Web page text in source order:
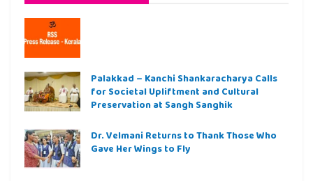
Palakkad – Kanchi Shankaracharya Calls
for Societal Upliftment and Cultural
Preservation at Sangh Sanghik
Dr. Velmani Returns to Thank Those Who
Gave Her Wings to Fly